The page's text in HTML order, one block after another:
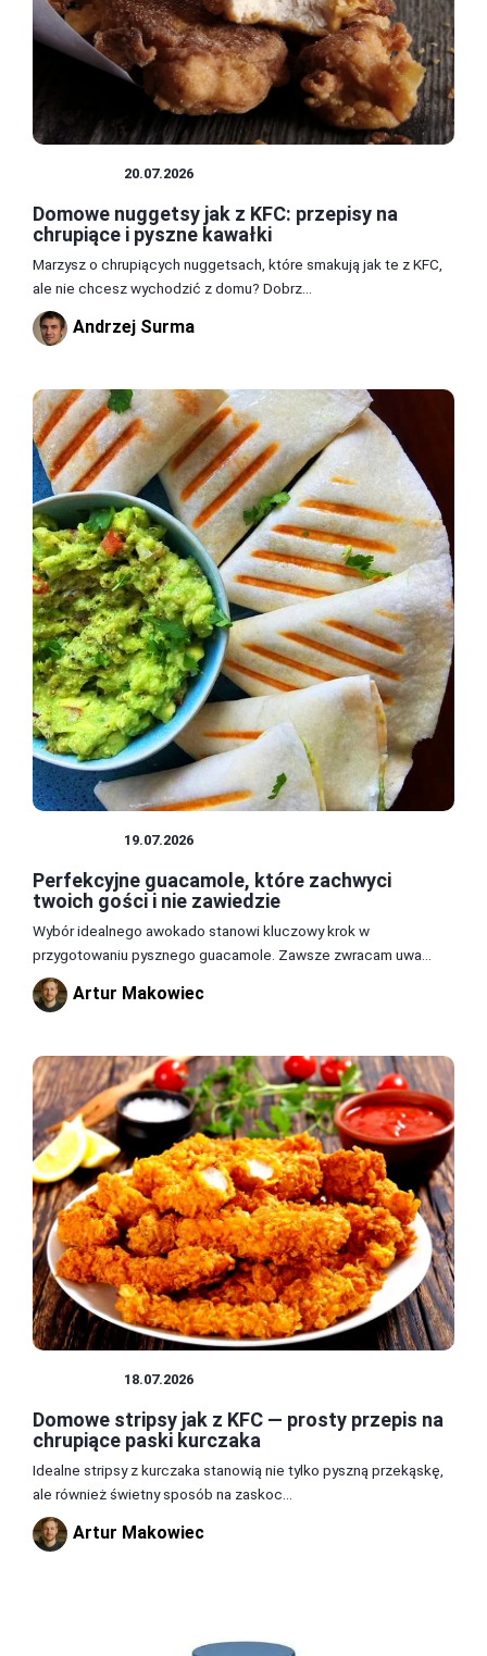
20.07.2026
Domowe nuggetsy jak z KFC: przepisy na
chrupiące i pyszne kawałki
Marzysz o chrupiących nuggetsach, które smakują jak te z KFC,
ale nie chcesz wychodzić z domu? Dobrz...
Andrzej Surma
19.07.2026
Perfekcyjne guacamole, które zachwyci
twoich gości i nie zawiedzie
Wybór idealnego awokado stanowi kluczowy krok w
przygotowaniu pysznego guacamole. Zawsze zwracam uwa...
Artur Makowiec
18.07.2026
Domowe stripsy jak z KFC — prosty przepis na
chrupiące paski kurczaka
Idealne stripsy z kurczaka stanowią nie tylko pyszną przekąskę,
ale również świetny sposób na zaskoc...
Artur Makowiec